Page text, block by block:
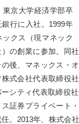
東京大学経済学部卒
行に入社。1999年
クス（現マネック
の創業に参加。同
後、マネックス・
式会社代表取締役
シティ代表取締役
証券プライベート
。2013年、株式会